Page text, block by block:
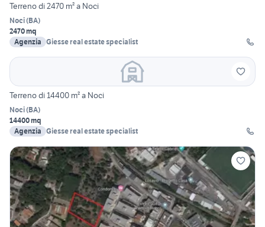
Terreno di 2470 m² a Noci
Noci(BA)
2470 mq
Agenzia Giesse real estate specialist
Terreno di 14400 m² a Noci
Noci(BA)
14400 mq
Agenzia Giesse real estate specialist